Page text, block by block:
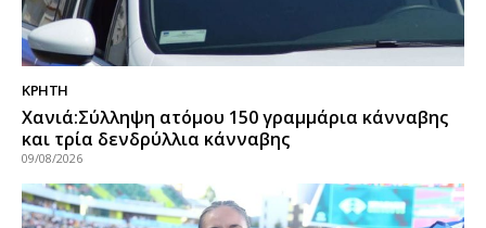
ΚΡΗΤΗ
Χανιά:Σύλληψη ατόμου 150 γραμμάρια κάνναβης
και τρία δενδρύλλια κάνναβης
09/08/2026